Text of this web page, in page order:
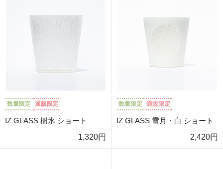
数量限定 通販限定
IZ GLASS 樹氷 ショート
1,320円
数量限定 通販限定
IZ GLASS 雪月・白 ショート
2,420円